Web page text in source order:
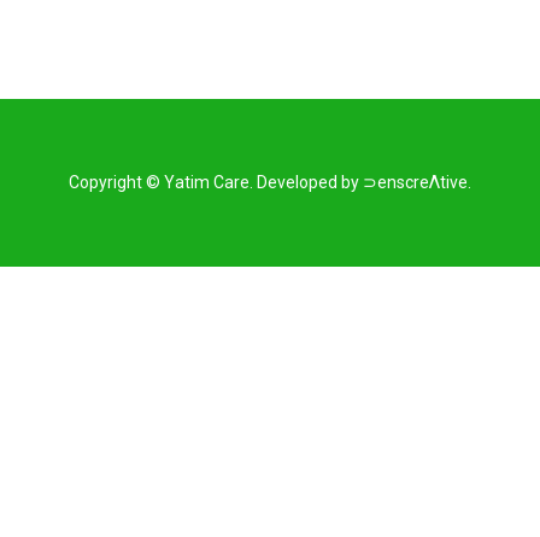
Copyright © Yatim Care Developed by ⊃enscreΛtive